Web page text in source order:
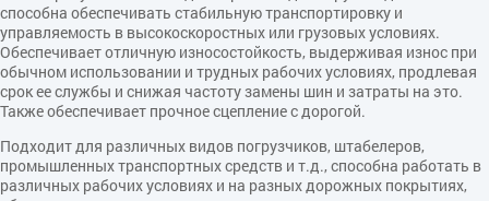
способна обеспечивать стабильную транспортировку и
управляемость в высокоскоростных или грузовых условиях.
Обеспечивает отличную износостойкость, выдерживая износ при
обычном использовании и трудных рабочих условиях, продлевая
срок ее службы и снижая частоту замены шин и затраты на это.
Также обеспечивает прочное сцепление с дорогой.
Подходит для различных видов погрузчиков, штабелеров,
промышленных транспортных средств и т.д., способна работать в
различных рабочих условиях и на разных дорожных покрытиях,